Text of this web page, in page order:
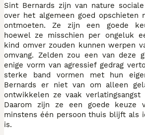
Sint Bernards zijn van nature
over het algemeen goed opschieten
ontmoeten. Ze zijn een goede
hoewel ze misschien per ongeluk
kind omver zouden kunnen werpen
omvang. Zelden zou een van deze
enige vorm van agressief gedrag
sterke band vormen met hun
Bernards er niet van om alleen
ontwikkelen ze vaak
Daarom zijn ze een goede keuze
minstens één persoon thuis blijft als
is.